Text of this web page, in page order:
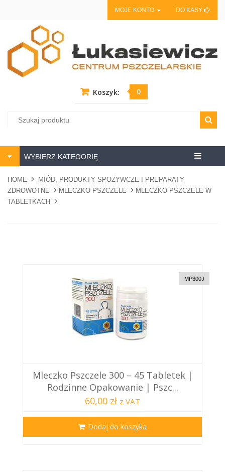
MOJE KONTO DO KASY
Koszyk: 0
Centrum
WYBIERZ KATEGORIĘ
HOME
MIÓD, PRODUKTY SPOŻYWCZE I PREPARATY
ZDROWOTNE
MLECZKO PSZCZELE
MLECZKO PSZCZELE W
TABLETKACH
MP300J
Mleczko Pszczele 300 – 45 Tabletek |
Rodzinne Opakowanie | Pszc...
60,00 zł z VAT
Dodaj do koszyka